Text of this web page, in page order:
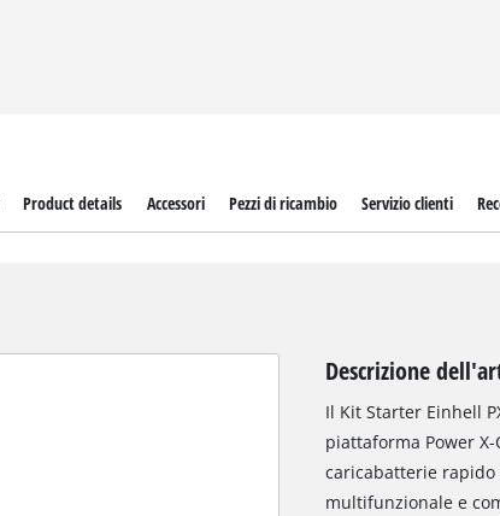
Product details Accessori Pezzi di ricambio Servizio clienti
Descrizione
Il Kit Starter Einhell
piattaforma Power
caricabatterie rapido
multifunzionale e